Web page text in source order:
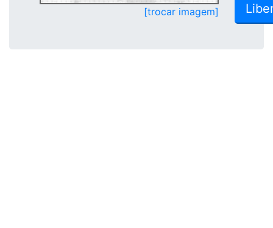
[trocar imagem]